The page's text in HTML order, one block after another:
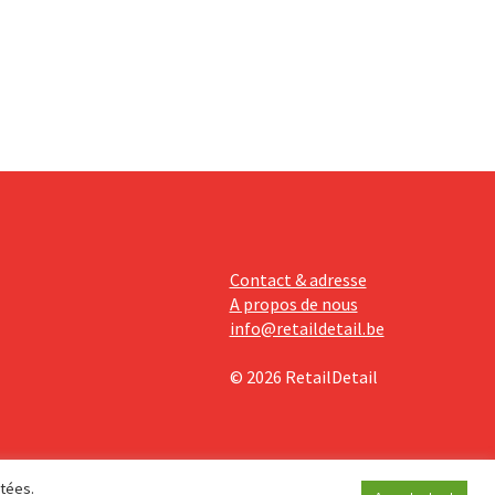
Contact & adresse
A propos de nous
info@retaildetail.be
© 2026 RetailDetail